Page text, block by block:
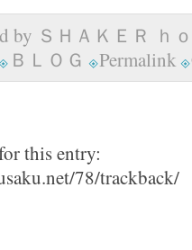
by ＳＨＡＫＥＲ ｈ
ＢＬＯＧ Permalink
this entry:
78/trackback/